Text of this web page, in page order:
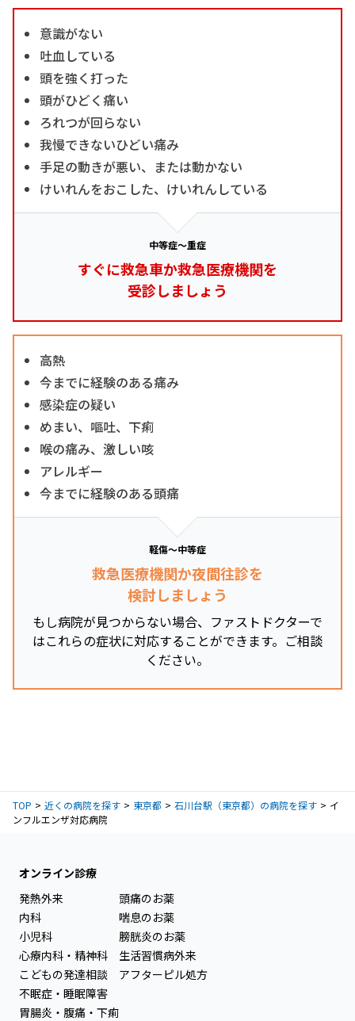
意識がない
吐血している
頭を強く打った
頭がひどく痛い
ろれつが回らない
我慢できないひどい痛み
手足の動きが悪い、または動かない
けいれんをおこした、けいれんしている
中等症～重症
すぐに救急車か救急医療機関を
受診しましょう
高熱
今までに経験のある痛み
感染症の疑い
めまい、嘔吐、下痢
喉の痛み、激しい咳
アレルギー
今までに経験のある頭痛
軽傷～中等症
救急医療機関か夜間往診を
検討しましょう
もし病院が見つからない場合、ファストドクターで
はこれらの症状に対応することができます。ご相談
ください。
TOP 近くの病院を探す 東京都 石川台駅（東京都）の病院を探す
イ
ンフルエンザ対応病院
オンライン診療
発熱外来
内科
小児科
心療内科・精神科
こどもの発達相談
不眠症・睡眠障害
胃腸炎・腹痛・下痢
頭痛のお薬
喘息のお薬
膀胱炎のお薬
生活習慣病外来
アフターピル処方